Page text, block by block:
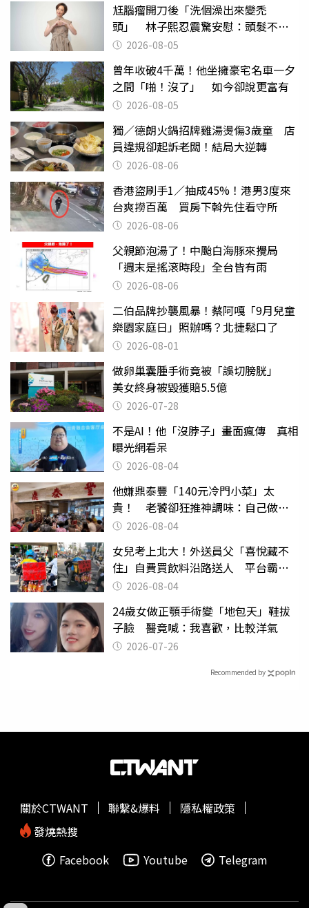
尪腦瘤開刀後「洗個澡出來變禿
頭」 林子熙忍震驚安慰：頭髮不重
要 2026-08-05
曾年收破4千萬！他坐擁豪宅名車一夕
之間「啪！沒了」 如今卻說更富有
2026-08-05
獨／德朗火鍋招牌雞湯燙傷3歲童 店
員違規卻起訴老闆！結局大逆轉
2026-08-06
香港盜刷手1／抽成45%！港男3度來
台爽撈百萬 買房下斡先住看守所
2026-08-06
父親節泡湯了！中颱白海豚來攪局
「週末是搖滾時段」全台皆有雨
2026-08-06
二伯品牌抄襲風暴！蔡阿嘎「9月兒童
樂園家庭日」照辦嗎？北捷鬆口了
2026-08-01
做卵巢囊腫手術竟被「誤切膀胱」
美女終身被毀獲賠5.5億
2026-07-28
不是AI！他「沒脖子」畫面瘋傳 真相
曝光網看呆
2026-08-04
他嫌鼎泰豐「140元冷門小菜」太
貴！ 老饕卻狂推神調味：自己做不
出來2026-08-04
女兒考上北大！外送員父「喜悅藏不
住」自費買飲料沿路送人 平台霸氣
幫付學費
2026-08-04
24歲女做正顎手術變「地包天」鞋拔
子臉 醫竟喊：我喜歡，比較洋氣
2026-07-26
Recommended by
關於CTWANT 聯繫&爆料
隱私權政策
發燒熱搜
Facebook
Youtube Telegram